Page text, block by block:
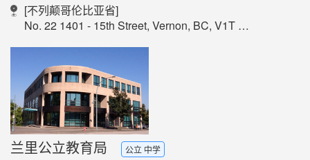
[不列颠哥伦比亚省]
No. 22 1401 - 15th Street, Vernon, BC, V1T 8S8
兰里公立教育局 公立 中学